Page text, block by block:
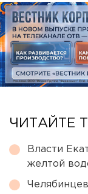
ЧИТАЙТЕ
Власти
желтой